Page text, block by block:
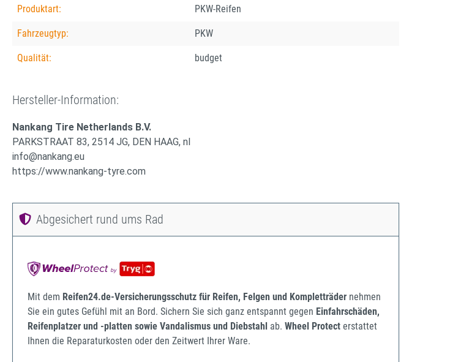
Produktart: PKW-Reifen
Fahrzeugtyp: PKW
Qualität: budget
Hersteller-Information:
Nankang Tire Netherlands B.V.
PARKSTRAAT 83, 2514 JG, DEN HAAG, nl
info@nankang.eu
https://www.nankang-tyre.com
Abgesichert rund ums Rad
Mit dem Reifen24.de-Versicherungsschutz für Reifen, Felgen und Kompletträder nehmen
Sie ein gutes Gefühl mit an Bord. Sichern Sie sich ganz entspannt gegen Einfahrschäden,
Reifenplatzer und -platten sowie Vandalismus und Diebstahl ab. Wheel Protect erstattet
Ihnen die Reparaturkosten oder den Zeitwert Ihrer Ware.